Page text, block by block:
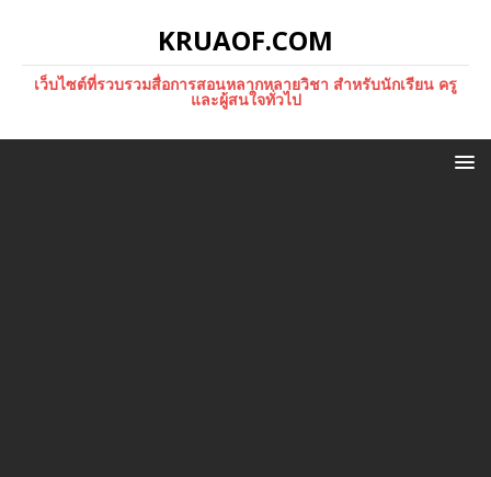
KRUAOF.COM
เว็บไซต์ที่รวบรวมสื่อการสอนหลากหลายวิชา สำหรับนักเรียน ครู
และผู้สนใจทั่วไป